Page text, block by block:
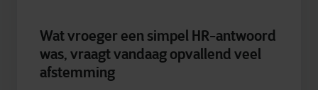
Wat vroeger een simpel HR-antwoord
was, vraagt vandaag opvallend veel
afstemming